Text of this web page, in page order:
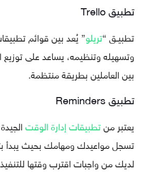
تطبيق Trello
تطبيـق “تريلو” يُعد بين قوائم
وتسهيله وتنظيمه، يساعد على توزيع
بين العاملين بطريقة منتظمة.
تطبيق Reminders
يعتبر منتطبيقات إدارة الوقت
تسجل مواعيدك ومهامك بحيث يبدأ
لديك من واجبات اقترب وقتها للتنفيذ